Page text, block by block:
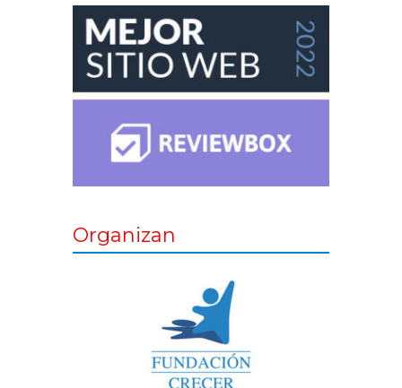
Organizan